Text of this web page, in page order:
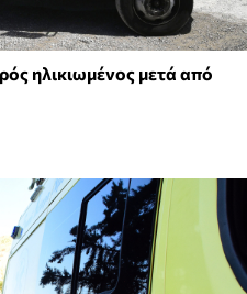
ηλικιωμένος μετά από